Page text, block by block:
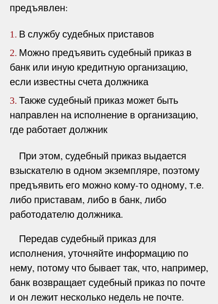
предъявлен:
1. В службу судебных приставов
2. Можно предъявить судебный приказ в
банк или иную кредитную организацию,
если известны счета должника
3. Также судебный приказ может быть
направлен на исполнение в организацию,
где работает должник
При этом, судебный приказ выдается
взыскателю в одном экземпляре, поэтому
предъявить его можно кому-то одному, т.е.
либо приставам, либо в банк, либо
работодателю должника.
Передав судебный приказ для
исполнения, уточняйте информацию по
нему, потому что бывает так, что, например,
банк возвращает судебный приказ по почте
и он лежит несколько недель не почте.